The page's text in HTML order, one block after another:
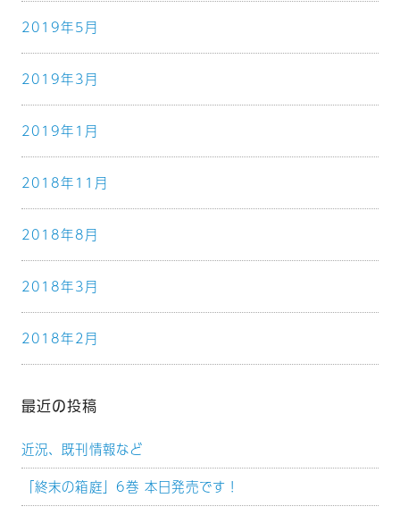
2019年5月
2019年3月
2019年1月
2018年11月
2018年8月
2018年3月
2018年2月
最近の投稿
近況、既刊情報など
「終末の箱庭」6巻 本日発売です！